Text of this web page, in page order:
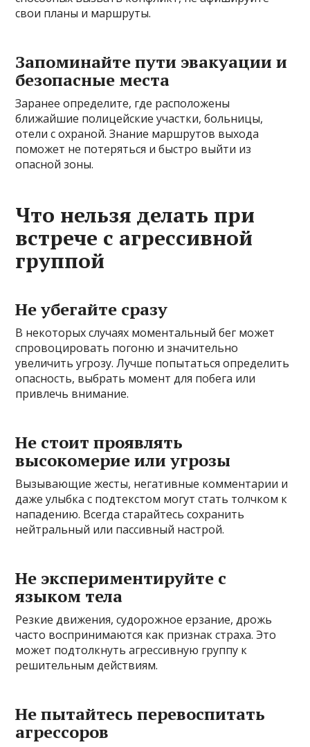
свои планы и маршруты.
Запоминайте пути эвакуации и
безопасные места
Заранее определите, где расположены
ближайшие полицейские участки, больницы,
отели с охраной. Знание маршрутов выхода
поможет не потеряться и быстро выйти из
опасной зоны.
Что нельзя делать при
встрече с агрессивной
группой
Не убегайте сразу
В некоторых случаях моментальный бег может
спровоцировать погоню и значительно
увеличить угрозу. Лучше попытаться определить
опасность, выбрать момент для побега или
привлечь внимание.
Не стоит проявлять
высокомерие или угрозы
Вызывающие жесты, негативные комментарии и
даже улыбка с подтекстом могут стать толчком к
нападению. Всегда старайтесь сохранить
нейтральный или пассивный настрой.
Не экспериментируйте с
языком тела
Резкие движения, судорожное ерзание, дрожь
часто воспринимаются как признак страха. Это
может подтолкнуть агрессивную группу к
решительным действиям.
Не пытайтесь перевоспитать
агрессоров